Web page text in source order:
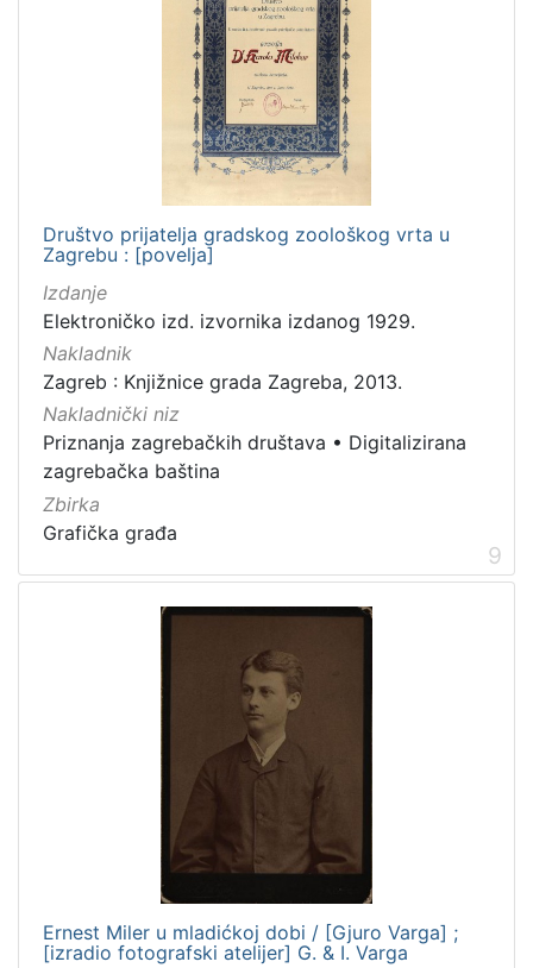
Društvo prijatelja gradskog zoološkog vrta u
Zagrebu : [povelja]
Izdanje
Elektroničko izd. izvornika izdanog 1929.
Nakladnik
Zagreb : Knjižnice grada Zagreba, 2013.
Nakladnički niz
Priznanja zagrebačkih društava • Digitalizirana
zagrebačka baština
Zbirka
Grafička građa
9
Ernest Miler u mladićkoj dobi / [Gjuro Varga] ;
[izradio fotografski atelijer] G. & I. Varga